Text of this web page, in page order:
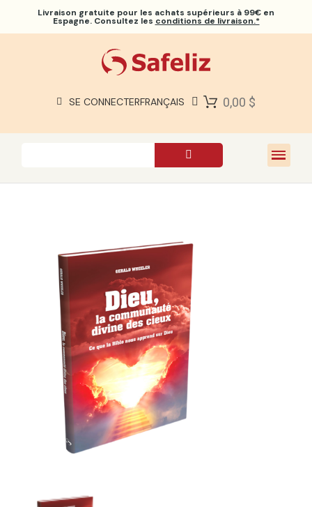
Livraison gratuite pour les achats supérieurs à 99€ en
Espagne. Consultez les conditions de livraison.*
SE CONNECTERFRANÇAIS 0,00 $
À PROPOS DE NOUS